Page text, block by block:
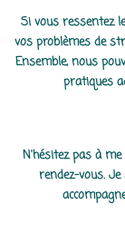
Si vous ressentez
vos problèmes de
Ensemble, nous
pratiques
N'hésitez pas à
rendez-vous.